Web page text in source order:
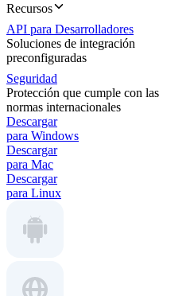
Recursos
API para Desarrolladores
Soluciones de integración
preconfiguradas
Seguridad
Protección que cumple con las
normas internacionales
Descargar
para Windows
Descargar
para Mac
Descargar
para Linux